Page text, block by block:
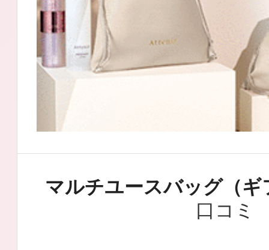
お友達紹介サ
定期お届けサ
マルチユースバッグ（ギ
口コミ